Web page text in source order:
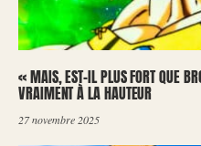
« MAIS, EST-IL PLUS FORT QUE
VRAIMENT À LA HAUTEUR
27 novembre 2025